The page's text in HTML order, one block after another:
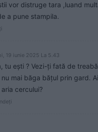
vor distruge tara ,luand
a pune stampila.
19 iunie 2025 La 5.43
tu ești ? Vezi-ți fată de
nu mai băga bățul prin gard.
cercului?